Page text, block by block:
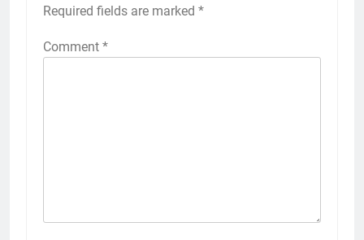
Required fields are marked *
Comment *